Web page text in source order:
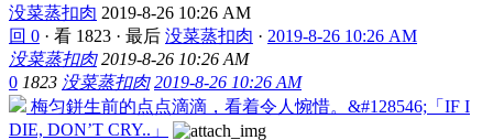
没菜蒸扣肉 2019-8-26 10:26 AM
回 0 · 看 1823 · 最后 没菜蒸扣肉 · 2019-8-26 10:26 AM
没菜蒸扣肉 2019-8-26 10:26 AM
0 1823 没菜蒸扣肉 2019-8-26 10:26 AM
梅匀鉼生前的点点滴滴，看着令人惋惜。&#128546;「IF I
DIE, DON’T CRY..」